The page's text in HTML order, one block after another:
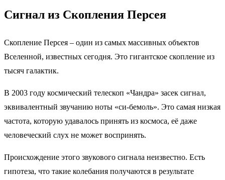
Сигнал из Скопления Персея
Скопление Персея – один из самых массивных объектов
Вселенной, известных сегодня. Это гигантское скопление из
тысяч галактик.
В 2003 году космический телескоп «Чандра» засек сигнал,
эквивалентный звучанию ноты «си-бемоль». Это самая низкая
частота, которую удавалось принять из космоса, её даже
человеческий слух не может воспринять.
Происхождение этого звукового сигнала неизвестно. Есть
гипотеза, что такие колебания получаются в результате